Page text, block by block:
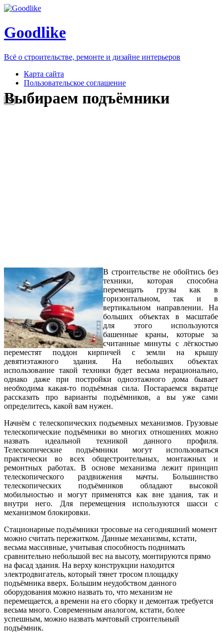
Goodlike
Всё о строительстве, ремонте и дизайне интерьеров
Карта сайта
Пользовательское соглашение
Выбираем подъёмники
В строительстве не обойтись без
техники, которая способна
перемещать грузы как в
горизонтальном, так и в
вертикальном направлении. На
больших объектах в масштабе
для этого используются
башенные краны, которые за
считанные минуты с лёгкостью
переместят поддон кирпичей с земли на крышу
девятиэтажного здания. На небольших объектах
использование такой техники будет весьма нерационально,
однако даже при постройки одноэтажного дома бывает
необходима какая-то подъёмная сила. Постараемся вкратце
рассказать про варианты подъёмников, а вы уже сами
определитесь, какой вам нужен.
Начнём с телескопических подъемных механизмов. Грузовые
телескопические подъёмники во многих отношениях можно
назвать идеальной техникой данного профиля.
Телескопические подъёмники могут использоваться
практически во всех общестроительных, монтажных и
ремонтных работах. В основе механизма лежит принцип
телескопического раздвижения мачты. Большинство
телескопических подъёмников обладают высокой
мобильностью и могут применятся как вне здания, так и
внутри него. Для перемещения используются шасси с
механизмом блокировки.
Стационарные подъёмники тросовые на сегодняшний момент
можно считать пережитком. Данные механизмы, кстати,
весьма массивные, учитывая способность поднимать
сравнительно небольшой вес на высоту, монтируются прямо
на фасад здания. На верху конструкции находится
электродвигатель, который тянет тросом площадку
подъёмника вверх. Большим неудобством данного
оборудования можно назвать то, что механизм не
перемещается, а времени на его сборку и демонтаж требуется
весьма много. Современным аналогом, кстати, более
успешным, можно назвать мачтовый строительный
подъёмник.